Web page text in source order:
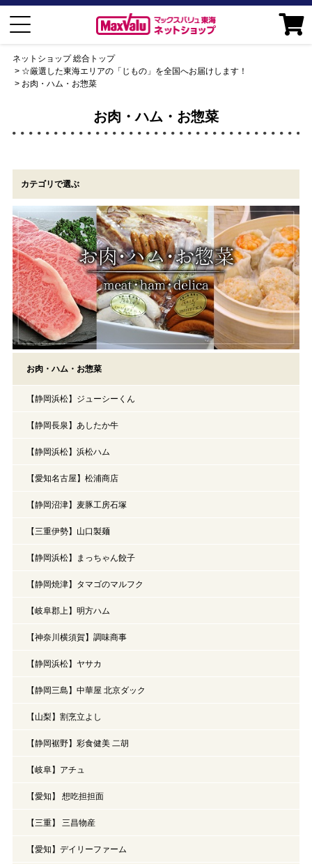
ネットショップ 総合トップ
☆厳選した東海エリアの「じもの」を全国へお届けします！
お肉・ハム・お惣菜
お肉・ハム・お惣菜
カテゴリで選ぶ
お肉・ハム・お惣菜
【静岡浜松】ジューシーくん
【静岡長泉】あしたか牛
【静岡浜松】浜松ハム
【愛知名古屋】松浦商店
【静岡沼津】麦豚工房石塚
【三重伊勢】山口製麺
【静岡浜松】まっちゃん餃子
【静岡焼津】タマゴのマルフク
【岐阜郡上】明方ハム
【神奈川横須賀】調味商事
【静岡浜松】ヤサカ
【静岡三島】中華屋 北京ダック
【山梨】割烹立よし
【静岡裾野】彩食健美 二胡
【岐阜】アチュ
【愛知】 想吃担担面
【三重】 三昌物産
【愛知】デイリーファーム